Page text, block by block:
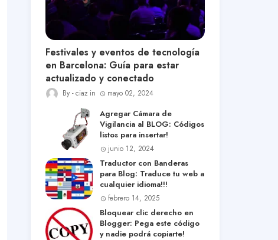
Festivales y eventos de tecnología
en Barcelona: Guía para estar
actualizado y conectado
ciaz mayo 02, 2024
Agregar Cámara de
Vigilancia al BLOG: Códigos
listos para insertar!
junio 12, 2024
Traductor con Banderas
para Blog: Traduce tu web a
cualquier idioma!!!
febrero 14, 2025
Bloquear clic derecho en
Blogger: Pega este código
y nadie podrá copiarte!